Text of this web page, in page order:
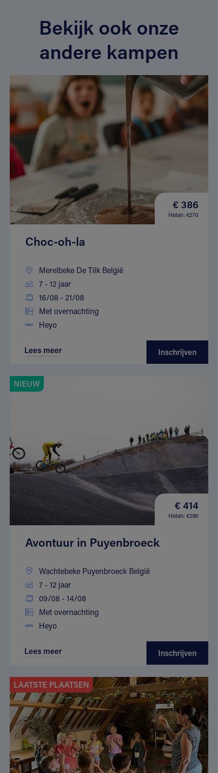
Bekijk ook onze
andere kampen
€ 386
Helan: €270
Choc-oh-la
Merelbeke De Tilk België
7 - 12 jaar
16/08 - 21/08
Met overnachting
Heyo
Lees meer Inschrijven
NIEUW
€ 414
Helan: €290
Avontuur in Puyenbroeck
Wachtebeke Puyenbroeck België
7 - 12 jaar
09/08 - 14/08
Met overnachting
Heyo
Lees meer Inschrijven
LAATSTE PLAATSEN